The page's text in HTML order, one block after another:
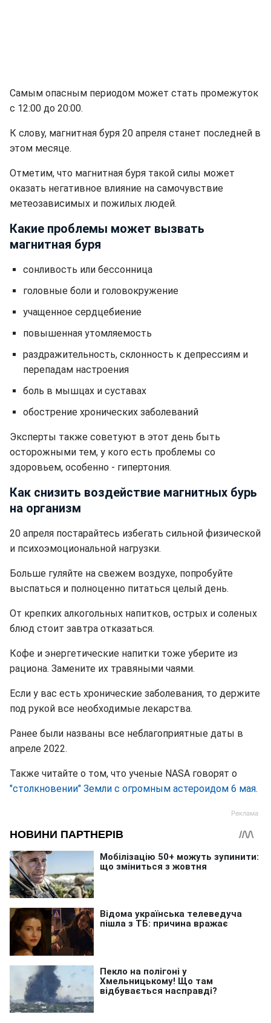
Самым опасным периодом может стать промежуток
с 12:00 до 20:00.
К слову, магнитная буря 20 апреля станет последней в
этом месяце.
Отметим, что магнитная буря такой силы может
оказать негативное влияние на самочувствие
метеозависимых и пожилых людей.
Какие проблемы может вызвать
магнитная буря
сонливость или бессонница
головные боли и головокружение
учащенное сердцебиение
повышенная утомляемость
раздражительность, склонность к депрессиям и
перепадам настроения
боль в мышцах и суставах
обострение хронических заболеваний
Эксперты также советуют в этот день быть
осторожными тем, у кого есть проблемы со
здоровьем, особенно - гипертония.
Как снизить воздействие магнитных бурь
на организм
20 апреля постарайтесь избегать сильной физической
и психоэмоциональной нагрузки.
Больше гуляйте на свежем воздухе, попробуйте
выспаться и полноценно питаться целый день.
От крепких алкогольных напитков, острых и соленых
блюд стоит завтра отказаться.
Кофе и энергетические напитки тоже уберите из
рациона. Замените их травяными чаями.
Если у вас есть хронические заболевания, то держите
под рукой все необходимые лекарства.
Ранее были названы все неблагоприятные даты в
апреле 2022.
Также читайте о том, что ученые NASA говорят о
"столкновении" Земли с огромным астероидом 6 мая.